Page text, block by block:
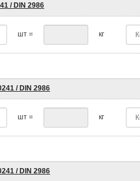
/ DIN 2986
шт = кг
/ DIN 2986
шт = кг
/ DIN 2986